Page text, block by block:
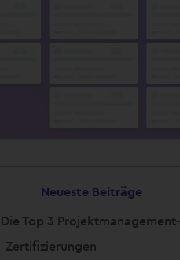
Neueste Beiträge
Die Top 3 Projektmanagement-
Zertifizierungen